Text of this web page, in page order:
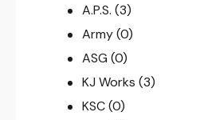
A.P.S. (3)
Army (0)
ASG (0)
KJ Works (3)
KSC (0)